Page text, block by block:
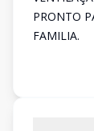
PRONTO
FAMILIA.